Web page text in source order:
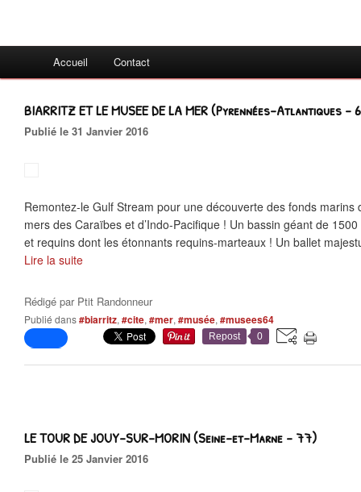
Accueil Contact
BIARRITZ ET LE MUSEE DE LA MER (Pyrennées-Atlantiques -
Publié le 31 Janvier 2016
Remontez-le Gulf Stream pour une découverte des fonds marins
mers des Caraïbes et d’Indo-Pacifique ! Un bassin géant de
et requins dont les étonnants requins-marteaux ! Un ballet
Lire la suite
Rédigé par Ptit Randonneur
Publié dans#biarritz, #cite, #mer, #musée, #musees64
Repost 0
LE TOUR DE JOUY-SUR-MORIN (Seine-et-Marne - 77)
Publié le 25 Janvier 2016